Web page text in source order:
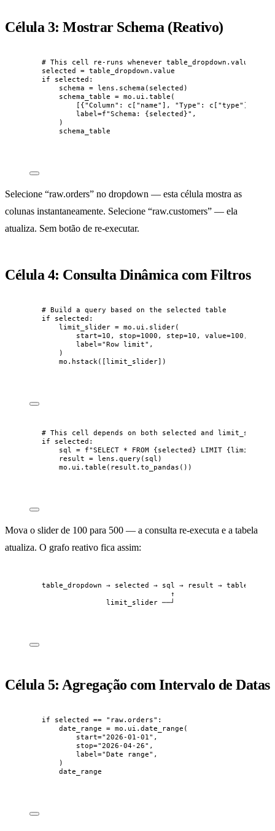
Célula 3: Mostrar Schema (Reativo)
# This cell re-runs whenever table_dropdown.value
selected = table_dropdown.value
if selected:
schema = lens. schema ( selected )
schema_table = mo.ui. table (
[ {"Column" : c [ " name" ] , "Type" : c [ "type" ]
label=f"Schema: {selected}" ,
)
schema_table
Selecione “raw.orders” no dropdown — esta célula mostra as
colunas instantaneamente. Selecione “raw.customers” — ela
atualiza. Sem botão de re-executar.
Célula 4: Consulta Dinâmica com Filtros
# Build a query based on the selected table
if selected:
limit_slider = mo.ui. slider(
start=10 , stop=1000 , step=10 , value=100 ,
label="Row limit" ,
)
mo. hstack( [limit_slider] )
# This cell depends on both selected and limit_slider
if selected:
sql = f"SELECT * FROM {selected} LIMIT {
result = lens. query ( sql )
mo.ui. table ( result. to_pandas ())
Mova o slider de 100 para 500 — a consulta re-executa e a tabela
atualiza. O grafo reativo fica assim:
table_dropdown → selected → sql → result → table
↑
limit_slider ──┘
Célula 5: Agregação com Intervalo de Datas
if selected == " raw.orders" :
date_range = mo.ui. date_range (
start="2026-01-01" ,
stop="2026-04-26" ,
label="Date range" ,
)
date_range